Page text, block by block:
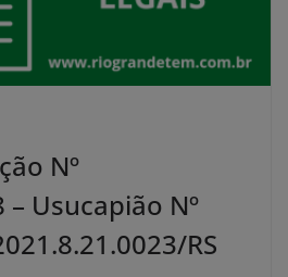
Nº
Usucapião Nº
RS